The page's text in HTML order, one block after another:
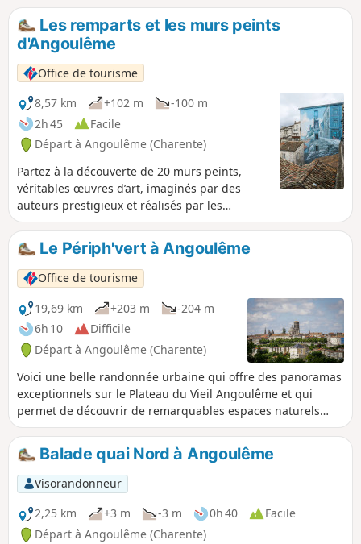
Les remparts et les murs peints
d'Angoulême
Office de tourisme
8,57 km
+102 m
-100 m
2h 45
Facile
Départ à Angoulême (Charente)
Partez à la découverte de 20 murs peints,
véritables œuvres d’art, imaginés par des
auteurs prestigieux et réalisés par les
muralistes de Cité Création. Depuis son
promontoire rocheux dominant les vallées de
la Charente et de l’Anguienne, Angoulême
offre au promeneur des points de vues
remarquables.
Le Périph'vert à Angoulême
Office de tourisme
19,69 km
+203 m
-204 m
6h 10
Difficile
Départ à Angoulême (Charente)
Voici une belle randonnée urbaine qui offre des panoramas
exceptionnels sur le Plateau du Vieil Angoulême et qui
permet de découvrir de remarquables espaces naturels
préservés à Angoulême, Soyaux, L’Isle d’Espagnac et Gond
Pontouvre. Ce circuit est balisé en Jaune.
Balade quai Nord à Angoulême
Visorandonneur
2,25 km
+3 m -3 m 0h 40
Facile
Départ à Angoulême (Charente)